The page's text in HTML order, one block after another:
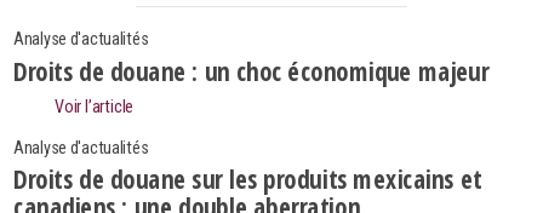
Analyse d'actualités
Droits de douane : un choc économique majeur
Voir l’article
Analyse d'actualités
Droits de douane sur les produits mexicains et